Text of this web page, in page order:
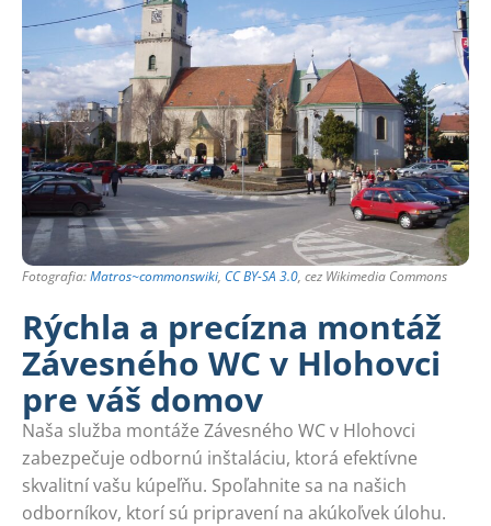
Fotografia:Matros~commonswiki, CC BY-SA 3.0, cez Wikimedia Commons
Rýchla a precízna montáž
Závesného WC v Hlohovci
pre váš domov
Naša služba montáže Závesného WC v Hlohovci
zabezpečuje odbornú inštaláciu, ktorá efektívne
skvalitní vašu kúpeľňu. Spoľahnite sa na našich
odborníkov, ktorí sú pripravení na akúkoľvek úlohu.